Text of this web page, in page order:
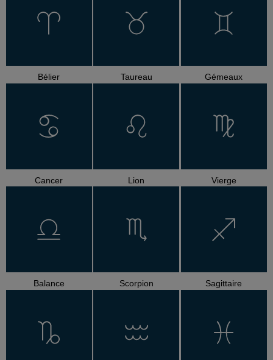
Bélier Taureau Gémeaux
Cancer Lion Vierge
Balance Scorpion Sagittaire